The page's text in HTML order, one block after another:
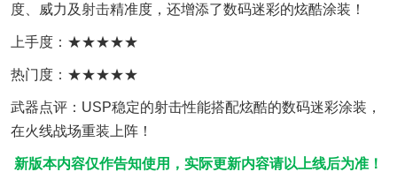
度、威力及 射击精准度，还增添了数码迷彩的炫酷涂装！
上手度：★★★★★
热门度：★★★★★
武器点评：USP稳定的射击性能搭配炫酷的数码迷彩涂装，
在火线战场重装上阵！
新版本内容仅作告知使用，实际更新内容请以上线后为准！